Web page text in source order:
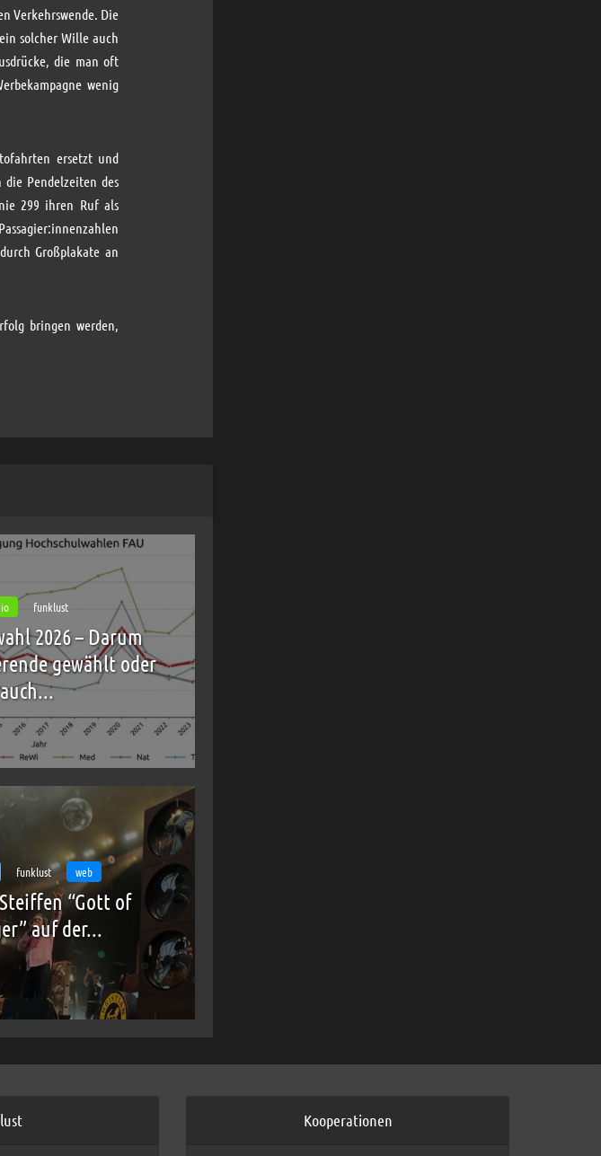
Verkehrswende. Die
solcher Wille auch
die man oft
wenig
ersetzt und
Pendelzeiten des
299 ihren Ruf als
Großplakate an
bringen werden,
funklust
2026 – Darum
gewählt oder
auch...
funklust web
“Gott of
auf der...
Kooperationen